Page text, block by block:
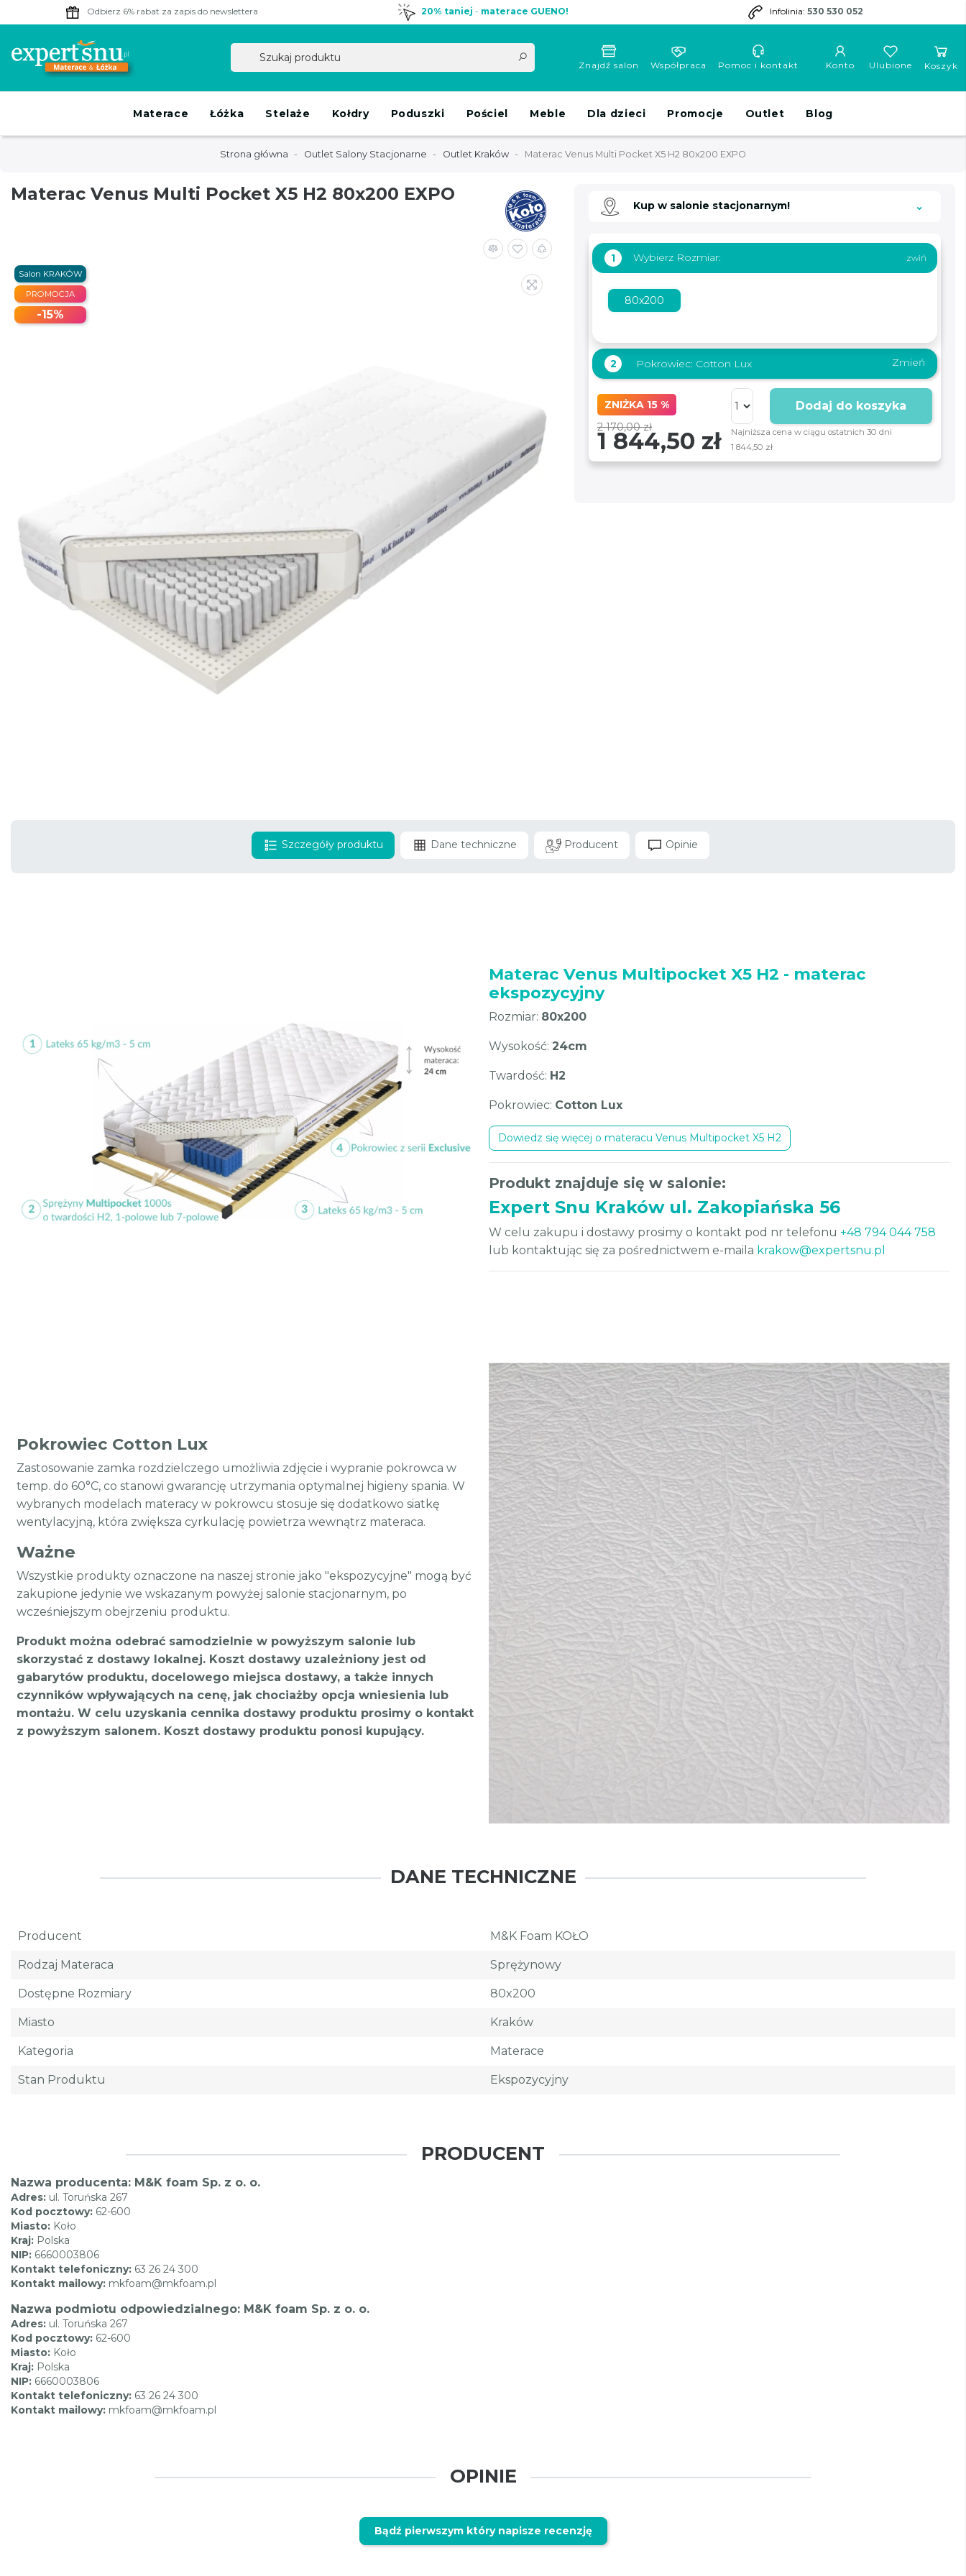
Odbierz 6% rabat za zapis do newslettera 20% taniej - materace GUENO! Infolinia: 530 530 052
Znajdź salon Współpraca Pomoc i kontakt Konto Koszyk
Ulubione
Materace Łóżka Stelaże Kołdry Poduszki Pościel Meble Dla dzieci Promocje Outlet Blog
Strona główna Outlet Salony Stacjonarne Outlet Kraków Materac Venus Multi Pocket X5 H2 80x200 EXPO
Materac Venus Multi Pocket X5 H2 80x200 EXPO
PROMOCJA
-15%
Salon KRAKÓW
Kup w salonie stacjonarnym!
1 Wybierz Rozmiar:
80x200
2 Pokrowiec: Cotton Lux Zmień
ZNIŻKA 15 %
2 170,00 zł
1 844,50 zł
Dodaj do koszyka
Najniższa cena w ciągu ostatnich 30 dni
1 844,50 zł
Szczegóły produktu Dane techniczne Producent Opinie
Materac Venus Multipocket X5 H2 - materac
ekspozycyjny
Rozmiar: 80x200
Wysokość: 24cm
Twardość: H2
Pokrowiec: Cotton Lux
Dowiedz się więcej o materacu Venus Multipocket X5 H2
Produkt znajduje się w salonie:
Expert Snu Kraków ul. Zakopiańska 56
W celu zakupu i dostawy prosimy o kontakt pod nr telefonu +48 794 044 758
lub kontaktując się za pośrednictwem e-maila krakow@expertsnu.pl
Pokrowiec Cotton Lux
Zastosowanie zamka rozdzielczego umożliwia zdjęcie i wypranie pokrowca w
temp. do 60°C, co stanowi gwarancję utrzymania optymalnej higieny spania. W
wybranych modelach materacy w pokrowcu stosuje się dodatkowo siatkę
wentylacyjną, która zwiększa cyrkulację powietrza wewnątrz materaca.
Ważne
Wszystkie produkty oznaczone na naszej stronie jako "ekspozycyjne" mogą być
zakupione jedynie we wskazanym powyżej salonie stacjonarnym, po
wcześniejszym obejrzeniu produktu.
Produkt można odebrać samodzielnie w powyższym salonie lub
skorzystać z dostawy lokalnej. Koszt dostawy uzależniony jest od
gabarytów produktu, docelowego miejsca dostawy, a także innych
czynników wpływających na cenę, jak chociażby opcja wniesienia lub
montażu. W celu uzyskania cennika dostawy produktu prosimy o kontakt
z powyższym salonem. Koszt dostawy produktu ponosi kupujący.
DANE TECHNICZNE
Producent M&K Foam KOŁO
Rodzaj Materaca Sprężynowy
Dostępne Rozmiary 80x200
Miasto Kraków
Kategoria Materace
Stan Produktu Ekspozycyjny
PRODUCENT
Nazwa producenta: M&K foam Sp. z o. o.
Adres: ul. Toruńska 267
Kod pocztowy: 62-600
Miasto: Koło
Kraj: Polska
NIP: 6660003806
Kontakt telefoniczny: 63 26 24 300
Kontakt mailowy: mkfoam@mkfoam.pl
Nazwa podmiotu odpowiedzialnego: M&K foam Sp. z o. o.
Adres: ul. Toruńska 267
Kod pocztowy: 62-600
Miasto: Koło
Kraj: Polska
NIP: 6660003806
Kontakt telefoniczny: 63 26 24 300
Kontakt mailowy: mkfoam@mkfoam.pl
OPINIE
Bądź pierwszym który napisze recenzję